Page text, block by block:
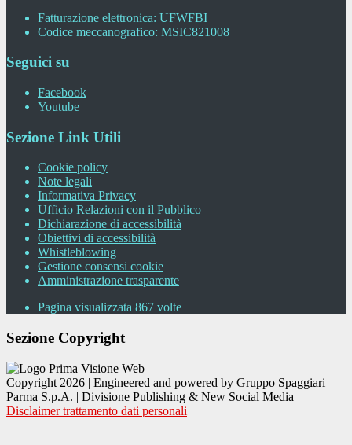
Fatturazione elettronica: UFWFBI
Codice meccanografico: MSIC821008
Seguici su
Facebook
Youtube
Sezione Link Utili
Cookie policy
Note legali
Informativa Privacy
Ufficio Relazioni con il Pubblico
Dichiarazione di accessibilità
Obiettivi di accessibilità
Whistleblowing
Gestione consensi cookie
Amministrazione trasparente
Pagina visualizzata 867 volte
Sezione Copyright
Copyright 2026 | Engineered and powered by Gruppo Spaggiari
Parma S.p.A. | Divisione Publishing & New Social Media
Disclaimer trattamento dati personali